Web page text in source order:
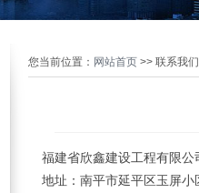
您当前位置： 网站首页>> 联系我们
福建省欣鑫建设工程有限
地址：南平市延平区玉屏